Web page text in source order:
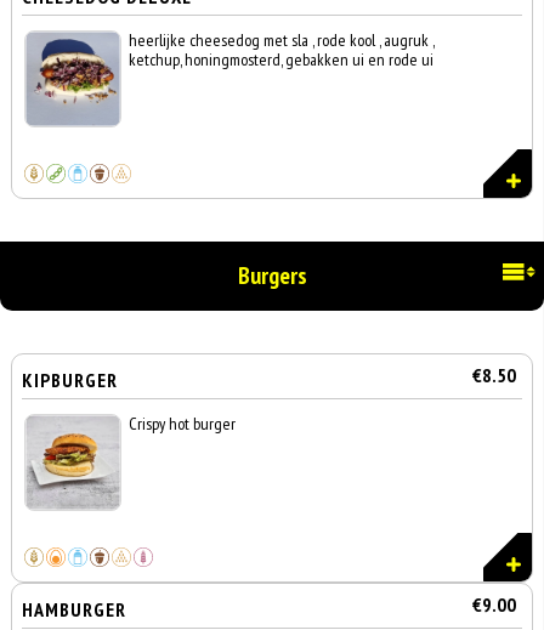
heerlijke cheesedog met sla , rode kool , augruk ,
ketchup, honingmosterd, gebakken ui en rode ui
Burgers
KIPBURGER €8.50
Crispy hot burger
HAMBURGER €9.00